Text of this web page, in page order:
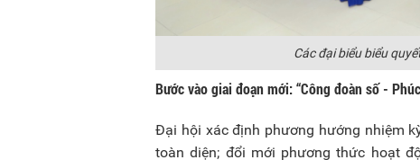
Các đại biểu biểu
Bước vào giai đoạn mới: “Công đoàn số -
Đại hội xác định phương hướng nhiệm
toàn diện; đổi mới phương thức hoạt